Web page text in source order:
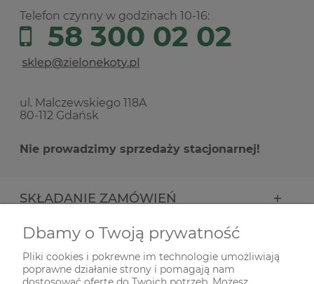
Telefon czynny w godzinach 10-16:
58 300 02 02
ul. Malczewskiego 118A
80-112 Gdańsk
Nie prowadzimy sprzedaży stacjonarnej!
SKŁADANIE ZAMÓWIEŃ
INFORMACJE
ODWIEDŹ NAS NA
Dbamy o Twoją prywatność
Pliki cookies i pokrewne im technologie umożliwiają
poprawne działanie strony i pomagają nam